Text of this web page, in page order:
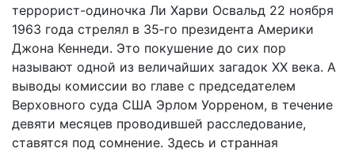
террорист-одиночка Ли Харви Освальд 22 ноября
1963 года стрелял в 35‑го президента Америки
Джона Кеннеди. Это покушение до сих пор
называют одной из величайших загадок ХХ века. А
выводы комиссии во главе с председателем
Верховного суда США Эрлом Уорреном, в течение
девяти месяцев проводившей расследование,
ставятся под сомнение. Здесь и странная